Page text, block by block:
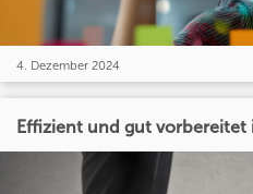
4. Dezember 2024
Effizient und gut vorbereitet